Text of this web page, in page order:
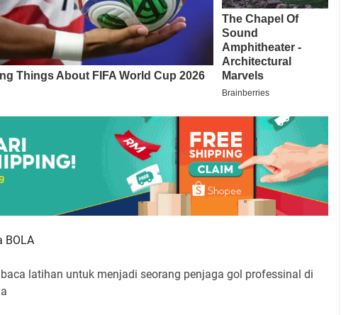
BOLA
latihan untuk menjadi seorang penjaga gol professinal di